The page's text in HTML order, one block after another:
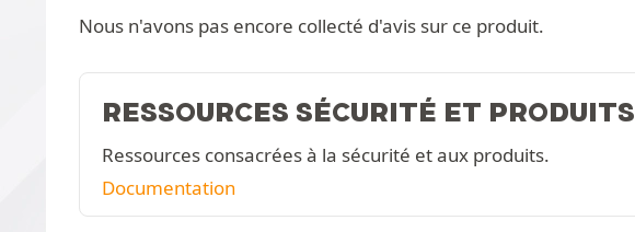
Nous n'avons pas encore collecté d'avis sur ce produit.
RESSOURCES SÉCURITÉ ET PRODUITS
Ressources consacrées à la sécurité et aux produits.
Documentation